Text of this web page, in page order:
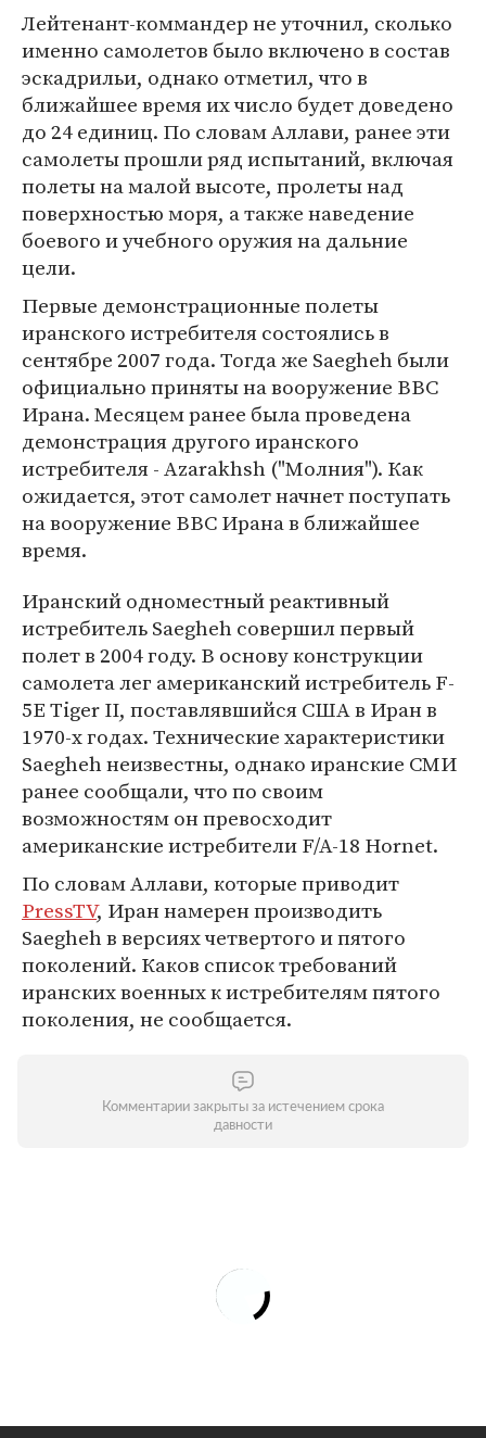
Лейтенант-коммандер не уточнил, сколько
именно самолетов было включено в состав
эскадрильи, однако отметил, что в
ближайшее время их число будет доведено
до 24 единиц. По словам Аллави, ранее эти
самолеты прошли ряд испытаний, включая
полеты на малой высоте, пролеты над
поверхностью моря, а также наведение
боевого и учебного оружия на дальние
цели.
Первые демонстрационные полеты
иранского истребителя состоялись в
сентябре 2007 года. Тогда же Saegheh были
официально приняты на вооружение ВВС
Ирана. Месяцем ранее была проведена
демонстрация другого иранского
истребителя - Azarakhsh ("Молния"). Как
ожидается, этот самолет начнет поступать
на вооружение ВВС Ирана в ближайшее
время.
Иранский одноместный реактивный
истребитель Saegheh совершил первый
полет в 2004 году. В основу конструкции
самолета лег американский истребитель F-
5E Tiger II, поставлявшийся США в Иран в
1970-х годах. Технические характеристики
Saegheh неизвестны, однако иранские СМИ
ранее сообщали, что по своим
возможностям он превосходит
американские истребители F/A-18 Hornet.
По словам Аллави, которые приводит
PressTV, Иран намерен производить
Saegheh в версиях четвертого и пятого
поколений. Каков список требований
иранских военных к истребителям пятого
поколения, не сообщается.
Комментарии закрыты за истечением срока
давности